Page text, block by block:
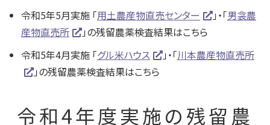
令和5年5月実施 「用土農産物直売センター 」・「男衾農
産物直売所
」の残留農薬検査結果はこちら
令和5年4月実施 「グル米ハウス 」・「川本農産物直売所
」の残留農薬検査結果はこちら
令和4年度実施の残留農